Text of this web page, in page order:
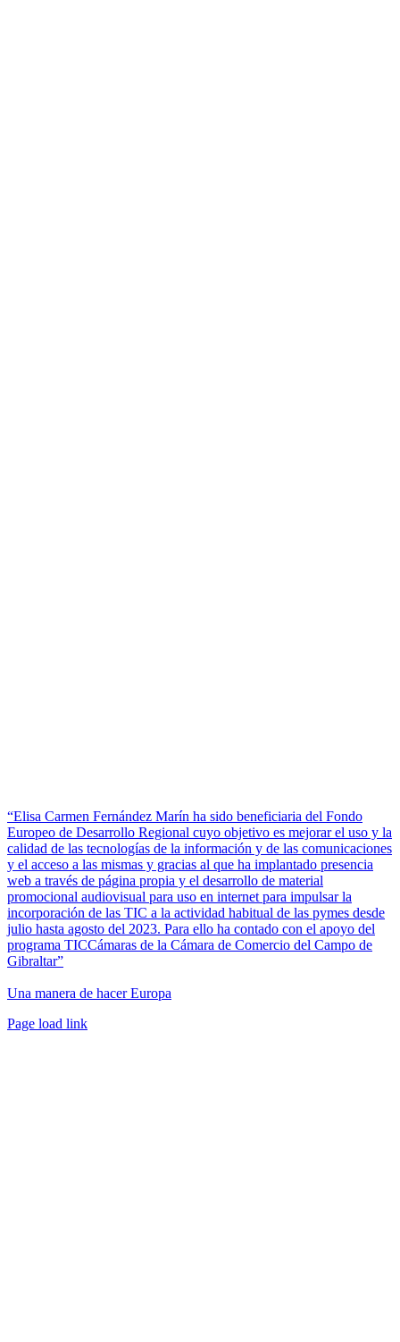
“Elisa Carmen Fernández Marín ha sido beneficiaria del Fondo
Europeo de Desarrollo Regional cuyo objetivo es mejorar el uso y la
calidad de las tecnologías de la información y de las comunicaciones
y el acceso a las mismas y gracias al que ha implantado presencia
web a través de página propia y el desarrollo de material
promocional audiovisual para uso en internet para impulsar la
incorporación de las TIC a la actividad habitual de las pymes desde
julio hasta agosto del 2023. Para ello ha contado con el apoyo del
programa TICCámaras de la Cámara de Comercio del Campo de
Gibraltar”
Una manera de hacer Europa
Facebook
Twitter
Instagram
Pinterest
Page load link